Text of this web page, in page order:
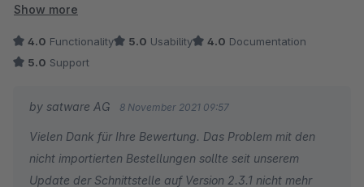
selbstständig die Zahlungsmethode ändert klappt der Import
Der Support stand uns immer sehr gut zur Seite und hat sehr
Show more
4.0 Functionality 5.0 Usability 4.0 Documentation
5.0 Support
by satware AG 8 November 2021 09:57
Vielen Dank für Ihre Bewertung. Das Problem mit den
nicht importierten Bestellungen sollte seit unserem
Update der Schnittstelle auf Version 2.3.1 nicht mehr